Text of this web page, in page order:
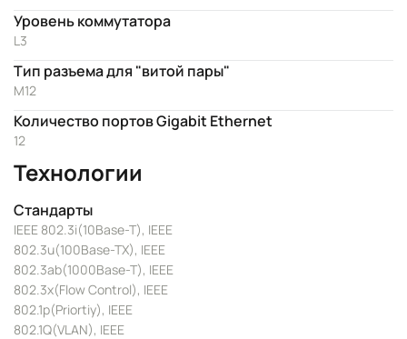
Уровень коммутатора
L3
Тип разъема для "витой пары"
M12
Количество портов Gigabit Ethernet
12
Технологии
Стандарты
IEEE 802.3i(10Base-T), IEEE
802.3u(100Base-TX), IEEE
802.3ab(1000Base-T), IEEE
802.3x(Flow Control), IEEE
802.1p(Priortiy), IEEE
802.1Q(VLAN), IEEE